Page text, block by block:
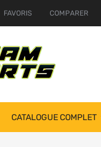
FAVORIS COMPARER
CATALOGUE COMPLET